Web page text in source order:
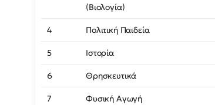
(Βιολογία)
4 Πολιτική Παιδεία
5 Ιστορία
6 Θρησκευτικά
7 Φυσική Αγωγή